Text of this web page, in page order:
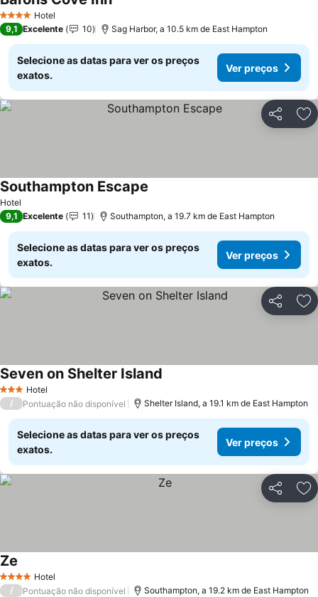
4 EstrelasHotel
9,1 Excelente 10 Sag Harbor, a 10.5 km de East Hampton
Selecione as datas para ver os preços
exatos.
Ver preços
Partilhar
Hotel
Southampton Escape
9,1 Excelente 11 Southampton, a 19.7 km de East Hampton
Selecione as datas para ver os preços
exatos.
Ver preços
Partilhar
3 EstrelasHotel
Seven on Shelter Island
/ Pontuação não disponível Shelter Island, a 19.1 km de East Hampton
Selecione as datas para ver os preços
exatos.
Ver preços
Partilhar
4 EstrelasHotel
Ze
/ Pontuação não disponível Southampton, a 19.2 km de East Hampton